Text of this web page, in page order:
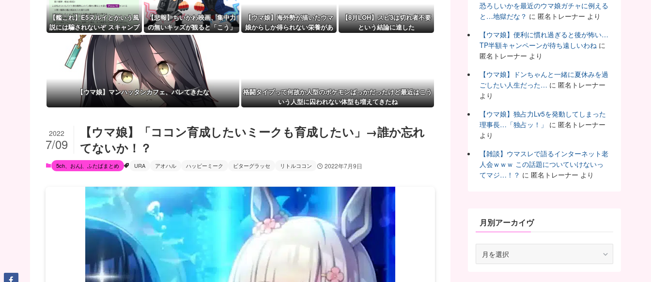
【艦これ】E5ヌルイとかいう風
説には騙されないぞ スキャンプ
くらいヌルイのなら考える
【悲報】ちいかわ映画、集中力
の無いキッズが観ると「こう」
なります・・・・・
【ウマ娘】海外勢が描いたウマ
娘からしか得られない栄養があ
【8月LOH】スピ3は切れ者不要
という結論に達した
【ウマ娘】マンハッタンカフェ、バレてきたな
格闘タイプって何故か人型のポケモンばっかだったけど最近はこう
いう人型に囚われない体型も増えてきたね
【ウマ娘】「ココン育成したいミークも育成したい」→誰か忘れ
てないか！？
2022
7/09
5ch、おんj、ふたばまとめ URA アオハル ハッピーミーク ビターグラッセ リトルココン 2022年7月9日
恐ろしいかを最近のウマ娘ガチャに例える
と…地獄だな？ に 匿名トレーナー より
【ウマ娘】便利に慣れ過ぎると後が怖い…
TP半額キャンペーンが待ち遠しいわね に
匿名トレーナー より
【ウマ娘】ドンちゃんと一緒に夏休みを過
ごしたい人生だった… に 匿名トレーナー
より
【ウマ娘】独占力Lv5を発動してしまった
理事長…「独占ッ！」
に 匿名トレーナー
より
【雑談】ウマスレで語るインターネット老
人会ｗｗｗ この話題についていけないっ
てマジ…！？ に 匿名トレーナー より
月別アーカイヴ